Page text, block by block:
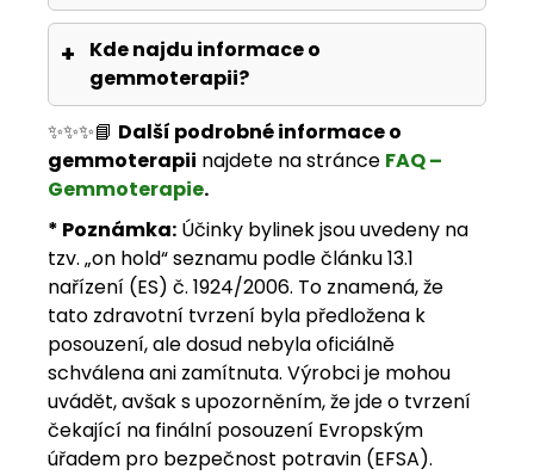
Kde najdu informace o
gemmoterapii?
✨✨✨📘 Další podrobné informace o
gemmoterapii najdete na stránce FAQ –
Gemmoterapie.
* Poznámka: Účinky bylinek jsou uvedeny na
tzv. „on hold“ seznamu podle článku 13.1
nařízení (ES) č. 1924/2006. To znamená, že
tato zdravotní tvrzení byla předložena k
posouzení, ale dosud nebyla oficiálně
schválena ani zamítnuta. Výrobci je mohou
uvádět, avšak s upozorněním, že jde o tvrzení
čekající na finální posouzení Evropským
úřadem pro bezpečnost potravin (EFSA).